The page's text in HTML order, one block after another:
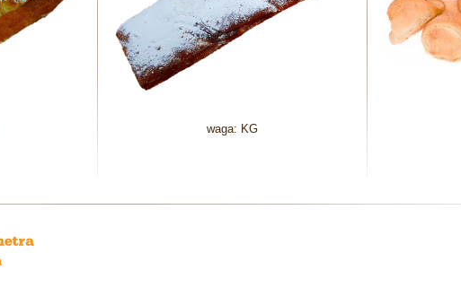
waga: KG